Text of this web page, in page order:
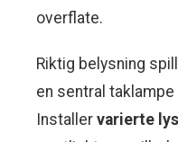
overflate.
Riktig belysning
en sentral
Installer varierte